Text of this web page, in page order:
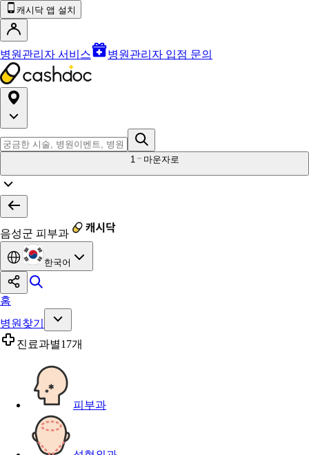
캐시닥 앱 설치
병원관리자 서비스 병원관리자 입점 문의
1 마운자로
음성군 피부과
한국어
홈
병원찾기
진료과별17개
피부과